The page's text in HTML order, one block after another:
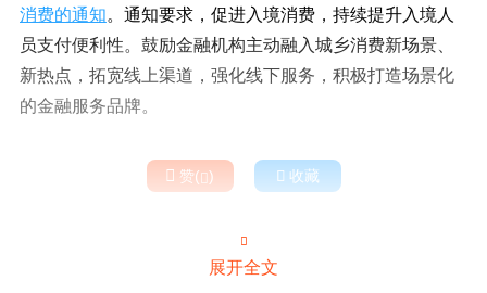
消费的通知。通知要求，促进入境消费，持续提升入境人
员支付便利性。鼓励金融机构主动融入城乡消费新场景、
新热点，拓宽线上渠道，强化线下服务，积极打造场景化
的金融服务品牌。
 赞()  收藏

展开全文